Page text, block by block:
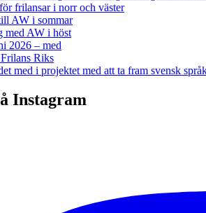
frilansar i norr och väster
AW i sommar
med AW i höst
2026 – med
Riks
med i projektet med att ta fram svensk
Instagram